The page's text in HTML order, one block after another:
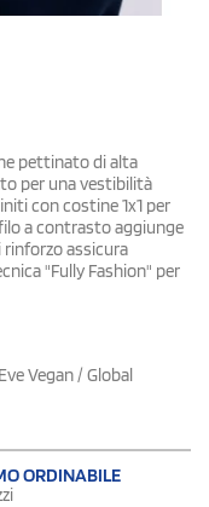
pettinato di alta
per una vestibilità
con costine 1x1 per
a contrasto aggiunge
assicura
"Fully Fashion" per
Vegan / Global
ORDINABILE